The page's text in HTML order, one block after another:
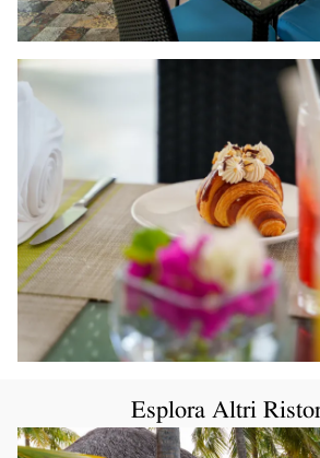
Esplora Altri